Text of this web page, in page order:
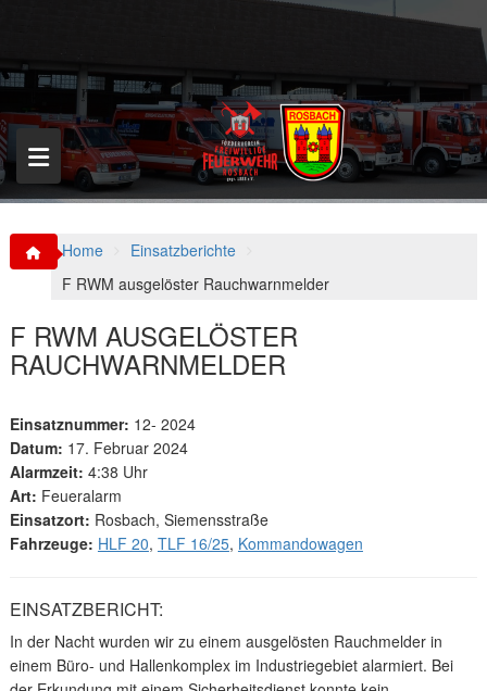
p
o
c
o
n
t
Home
Einsatzberichte
F RWM ausgelöster Rauchwarnmelder
F RWM AUSGELÖSTER
RAUCHWARNMELDER
Einsatznummer: 12- 2024
Datum: 17. Februar 2024
Alarmzeit: 4:38 Uhr
Art: Feueralarm
Einsatzort: Rosbach, Siemensstraße
Fahrzeuge: HLF 20, TLF 16/25, Kommandowagen
EINSATZBERICHT:
In der Nacht wurden wir zu einem ausgelösten Rauchmelder in
einem Büro- und Hallenkomplex im Industriegebiet alarmiert. Bei